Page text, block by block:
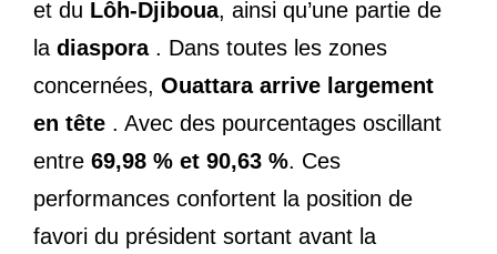
et du Lôh-Djiboua, ainsi qu’une partie de
la diaspora. Dans toutes les zones
concernées, Ouattara arrive largement
en tête . Avec des pourcentages oscillant
entre 69,98 % et 90,63 %. Ces
performances confortent la position de
favori du président sortant avant la